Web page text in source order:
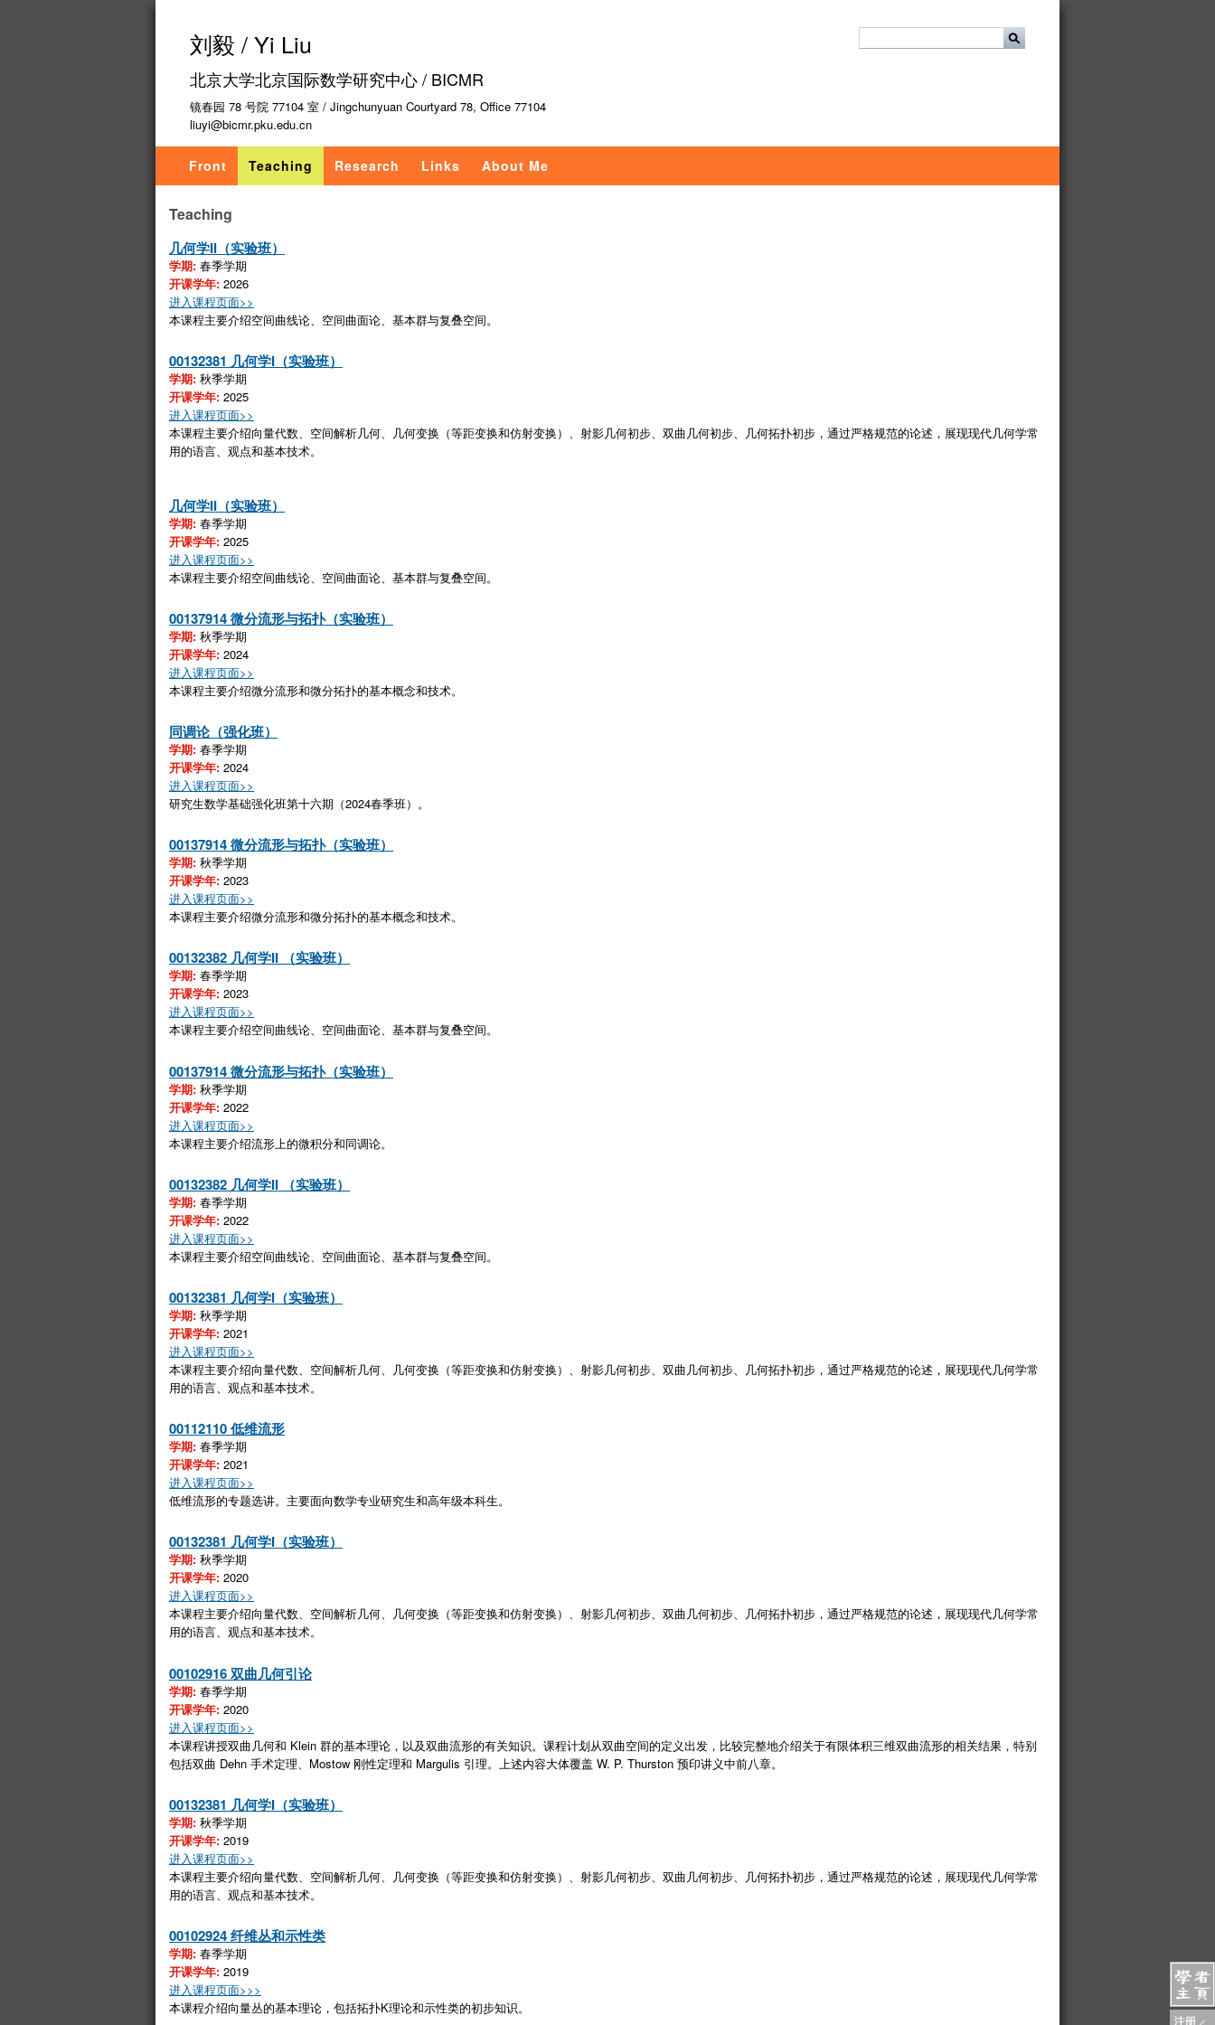
面
主
要
刘毅 / Yi Liu
北京大学北京国际数学研究中心 / BICMR
镜春园 78 号院 77104 室 / Jingchunyuan Courtyard 78, Office 77104
liuyi@bicmr.pku.edu.cn
Front Teaching Research Links About Me
Teaching
几何学II（实验班）
学期: 春季学期
开课学年: 2026
进入课程页面>>
本课程主要介绍空间曲线论、空间曲面论、基本群与复叠空间。
00132381 几何学I（实验班）
学期: 秋季学期
开课学年: 2025
进入课程页面>>
本课程主要介绍向量代数、空间解析几何、几何变换（等距变换和仿射变换）、射影几何初步、双曲几何初步、几何拓扑初步，通过严格规范的论述，展现现代几何学常
用的语言、观点和基本技术。
几何学II（实验班）
学期: 春季学期
开课学年: 2025
进入课程页面>>
本课程主要介绍空间曲线论、空间曲面论、基本群与复叠空间。
00137914 微分流形与拓扑（实验班）
学期: 秋季学期
开课学年: 2024
进入课程页面>>
本课程主要介绍微分流形和微分拓扑的基本概念和技术。
同调论（强化班）
学期: 春季学期
开课学年: 2024
进入课程页面>>
研究生数学基础强化班第十六期（2024春季班）。
00137914 微分流形与拓扑（实验班）
学期: 秋季学期
开课学年: 2023
进入课程页面>>
本课程主要介绍微分流形和微分拓扑的基本概念和技术。
00132382 几何学II （实验班）
学期: 春季学期
开课学年: 2023
进入课程页面>>
本课程主要介绍空间曲线论、空间曲面论、基本群与复叠空间。
00137914 微分流形与拓扑（实验班）
学期: 秋季学期
开课学年: 2022
进入课程页面>>
本课程主要介绍流形上的微积分和同调论。
00132382 几何学II （实验班）
学期: 春季学期
开课学年: 2022
进入课程页面>>
本课程主要介绍空间曲线论、空间曲面论、基本群与复叠空间。
00132381 几何学I（实验班）
学期: 秋季学期
开课学年: 2021
进入课程页面>>
本课程主要介绍向量代数、空间解析几何、几何变换（等距变换和仿射变换）、射影几何初步、双曲几何初步、几何拓扑初步，通过严格规范的论述，展现现代几何学常
用的语言、观点和基本技术。
00112110 低维流形
学期: 春季学期
开课学年: 2021
进入课程页面>>
低维流形的专题选讲。主要面向数学专业研究生和高年级本科生。
00132381 几何学I（实验班）
学期: 秋季学期
开课学年: 2020
进入课程页面>>
本课程主要介绍向量代数、空间解析几何、几何变换（等距变换和仿射变换）、射影几何初步、双曲几何初步、几何拓扑初步，通过严格规范的论述，展现现代几何学常
用的语言、观点和基本技术。
00102916 双曲几何引论
学期: 春季学期
开课学年: 2020
进入课程页面>>
本课程讲授双曲几何和 Klein 群的基本理论，以及双曲流形的有关知识。课程计划从双曲空间的定义出发，比较完整地介绍关于有限体积三维双曲流形的相关结果，特别
包括双曲 Dehn 手术定理、Mostow 刚性定理和 Margulis 引理。上述内容大体覆盖 W. P. Thurston 预印讲义中前八章。
00132381 几何学I（实验班）
学期: 秋季学期
开课学年: 2019
进入课程页面>>
本课程主要介绍向量代数、空间解析几何、几何变换（等距变换和仿射变换）、射影几何初步、双曲几何初步、几何拓扑初步，通过严格规范的论述，展现现代几何学常
用的语言、观点和基本技术。
00102924 纤维丛和示性类
学期: 春季学期
开课学年: 2019
进入课程页面>>>
本课程介绍向量丛的基本理论，包括拓扑K理论和示性类的初步知识。